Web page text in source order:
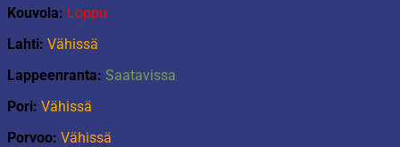
Kouvola: Loppu
Lahti: Vähissä
Lappeenranta: Saatavissa
Pori: Vähissä
Porvoo: Vähissä